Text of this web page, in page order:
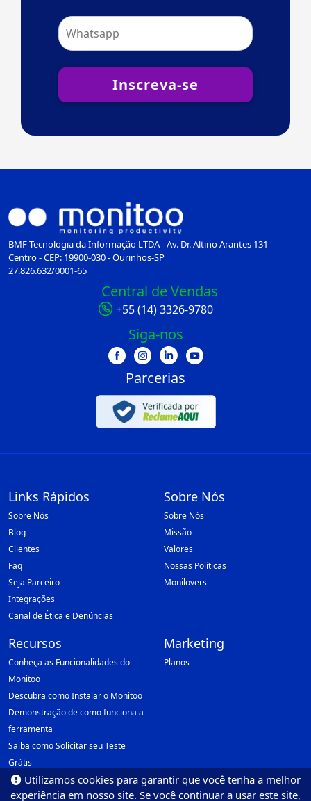
Utilizamos cookies para garantir que você tenha a melhor
experiência em nosso site. Se você continuar a usar este site,
Inscreva-se
BMF Tecnologia da Informação LTDA - Av. Dr. Altino Arantes 131 -
Centro - CEP: 19900-030 - Ourinhos-SP
27.826.632/0001-65
Central de Vendas
+55 (14) 3326-9780
Siga-nos
Parcerias
Links Rápidos
Sobre Nós
Blog
Clientes
Faq
Seja Parceiro
Integrações
Canal de Ética e Denúncias
Sobre Nós
Sobre Nós
Missão
Valores
Nossas Políticas
Monilovers
Recursos
Conheça as Funcionalidades do
Monitoo
Descubra como Instalar o Monitoo
Demonstração de como funciona a
ferramenta
Saiba como Solicitar seu Teste
Grátis
Marketing
Planos
Encarregado de proteção de dados(DPO):